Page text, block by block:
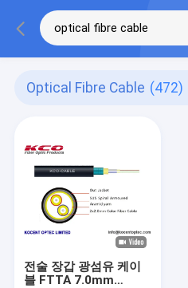
Optical Fibre Cable (472)
전술 장갑 광섬유 케이
블 FTTA 7.0mm